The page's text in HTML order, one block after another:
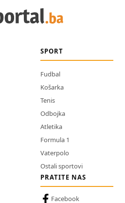
SPORT
Fudbal
Košarka
Tenis
Odbojka
Atletika
Formula 1
Vaterpolo
Ostali sportovi
PRATITE NAS
Facebook